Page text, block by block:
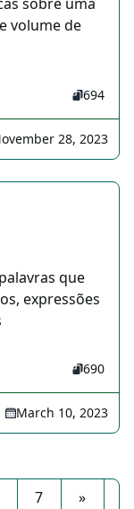
sobre uma
volume de
694
28, 2023
que
expressões
690
March 10, 2023
7
»